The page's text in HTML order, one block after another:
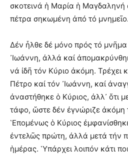
σκοτεινά ἡ Μαρία ἡ Μαγδαληνή
πέτρα σηκωμένη ἀπό τό μνημεῖο.
Δέν ἦλθε δέ μόνο πρός τό
᾿Ιωάννη, ἀλλά καί
νά ἰδῆ τόν Κύριο ἀκόμη. Τρέχει
Πέτρο καί τόν ᾿Ιωάννη, καί
ἀναστήθηκε ὁ Κύριος, ἀλλ᾿ ὅτι
τάφο, ὥστε δέν ἐγνώριζε ἀκόμη
῾Επομένως ὁ Κύριος
ἐντελῶς πρώτη, ἀλλά μετά τήν
ἡμέρας. ῾Υπάρχει λοιπόν κάτι